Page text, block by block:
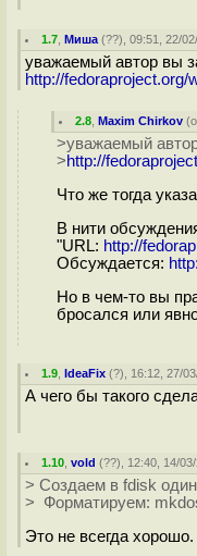
1.7 ,Миша (??), 09:51, 22/
уважаемый автор вы
http://
2.8 ,Maxim Chirkov (
>уважаемый
>http://
Что же тогда
В нити
"URL: http://
Обсуждается:
Но в чем-то вы
бросался или
1.9 ,IdeaFix (?), 16:12, 27/
А чего бы такого
1.10 ,vold (??), 12:40, 14/
> Создаем в fdisk
> Форматируем:
Это не всегда